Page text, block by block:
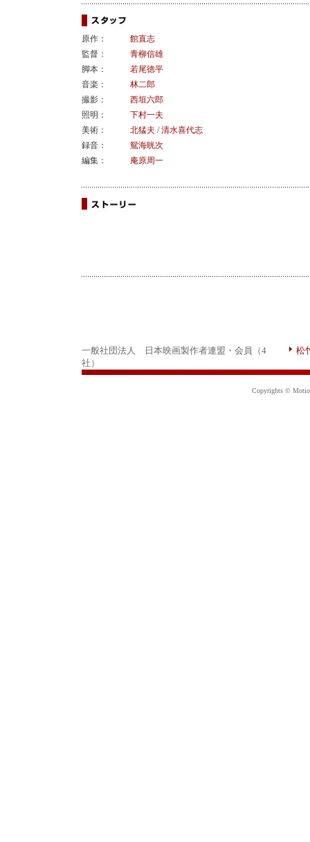
原作：
館直志
監督：
青柳信雄
脚本：
若尾徳平
音楽：
林二郎
撮影：
西垣六郎
照明：
下村一夫
美術：
北猛夫 /清水喜代志
録音：
鴛海晄次
編集：
庵原周一
一般社団法人 日本映画製作者連盟・会員（4
社）
松
Copyrights ©